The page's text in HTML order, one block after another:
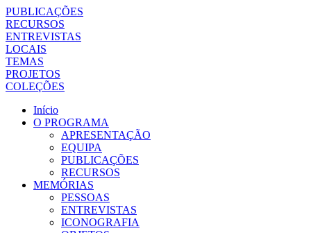
PUBLICAÇÕES
RECURSOS
ENTREVISTAS
LOCAIS
TEMAS
PROJETOS
COLEÇÕES
Início
O PROGRAMA
APRESENTAÇÃO
EQUIPA
PUBLICAÇÕES
RECURSOS
MEMÓRIAS
PESSOAS
ENTREVISTAS
ICONOGRAFIA